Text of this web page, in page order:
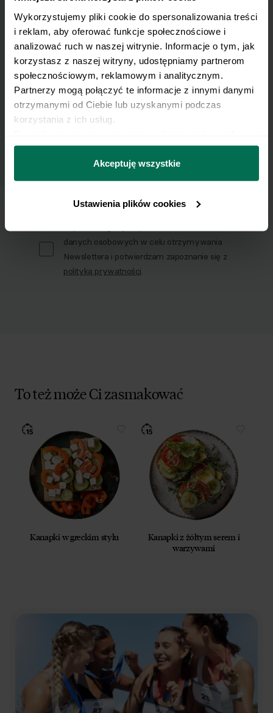
Wykorzystujemy pliki cookie do spersonalizowania treści
i reklam, aby oferować funkcje społecznościowe i
analizować ruch w naszej witrynie. Informacje o tym, jak
korzystasz z naszej witryny, udostępniamy partnerom
społecznościowym, reklamowym i analitycznym.
Partnerzy mogą połączyć te informacje z innymi danymi
otrzymanymi od Ciebie lub uzyskanymi podczas
korzystania z ich usług.
można się z nami skontaktować i w jaki sposób
przetwarzamy dane osobowe w ramach
prywatności.
Akceptuję wszystkie
Ustawienia plików cookies
Nasze najlepsze przepisy, prosto na Twoja
skrzynkę e-mail.
Zapisz się do naszego Newslettera
Imię
danych osobowych w celu otrzymywania
Newslettera i potwierdzam zapoznanie się z
polityką prywatności.
To też może Ci zasmakować
Kanapki w greckim stylu
Kanapki z żółtym serem i
warzywami